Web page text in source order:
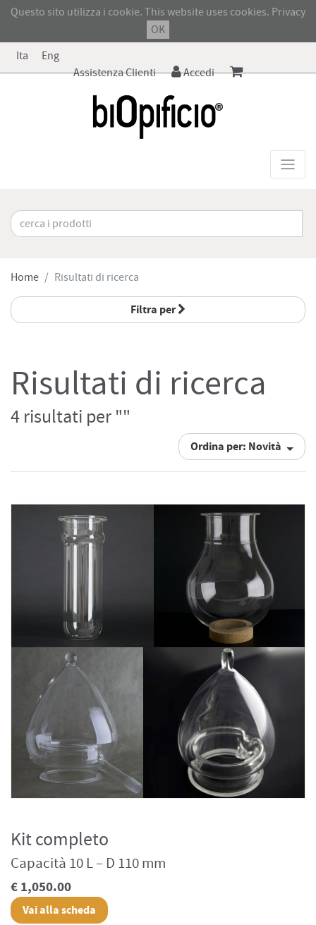
Questo sito utilizza i cookie. This website uses cookies. Privacy
OK
Ita
Eng
Assistenza Clienti
Accedi
Home Risultati di ricerca
Filtra per
Risultati di ricerca
4 risultati per ""
Ordina per: Novità
Kit completo
Capacità 10 L – D 110 mm
€ 1,050.00
Vai alla scheda